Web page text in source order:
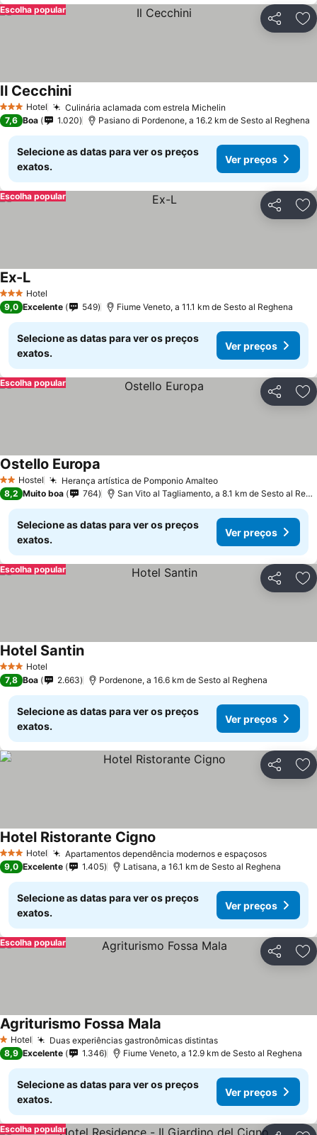
Partilhar
Escolha popular
3 EstrelasHotel Culinária aclamada com estrela Michelin
Il Cecchini
7,6 Boa 1.020 Pasiano di Pordenone, a 16.2 km de Sesto al Reghena
Selecione as datas para ver os preços
exatos.
Ver preços
Partilhar
Escolha popular
3 EstrelasHotel
Ex-L
9,0 Excelente 549 Fiume Veneto, a 11.1 km de Sesto al Reghena
Selecione as datas para ver os preços
exatos.
Ver preços
Partilhar
Escolha popular
2 Estrelas
Hostel Herança artística de Pomponio Amalteo
Ostello Europa
8,2 Muito boa 764 San Vito al Tagliamento, a 8.1 km de Sesto al Reghena
Selecione as datas para ver os preços
exatos.
Ver preços
Partilhar
Escolha popular
3 EstrelasHotel
Hotel Santin
7,8 Boa 2.663 Pordenone, a 16.6 km de Sesto al Reghena
Selecione as datas para ver os preços
exatos.
Ver preços
Partilhar
3 EstrelasHotel Apartamentos dependência modernos e espaçosos
Hotel Ristorante Cigno
9,0 Excelente 1.405 Latisana, a 16.1 km de Sesto al Reghena
Selecione as datas para ver os preços
exatos.
Ver preços
Partilhar
Escolha popular
1 Estrelas
Hotel Duas experiências gastronômicas distintas
Agriturismo Fossa Mala
8,9 Excelente 1.346 Fiume Veneto, a 12.9 km de Sesto al Reghena
Selecione as datas para ver os preços
exatos.
Ver preços
Escolha popular